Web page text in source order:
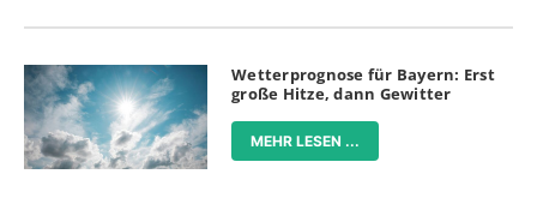
Wetterprognose für Bayern: Erst
große Hitze, dann Gewitter
MEHR LESEN ...